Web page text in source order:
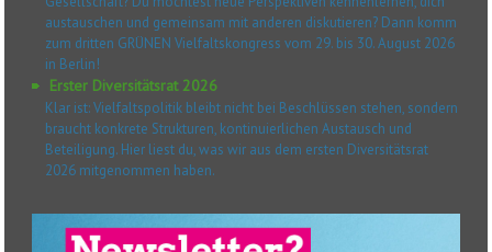
austauschen und gemeinsam mit anderen diskutieren? Dann komm
zum dritten GRÜNEN Vielfaltskongress vom 29. bis 30. August 2026
in Berlin!
Erster Diversitätsrat 2026
Klar ist: Vielfaltspolitik bleibt nicht bei Beschlüssen stehen, sondern
braucht konkrete Strukturen, kontinuierlichen Austausch und
Beteiligung. Hier liest du, was wir aus dem ersten Diversitätsrat
2026 mitgenommen haben.